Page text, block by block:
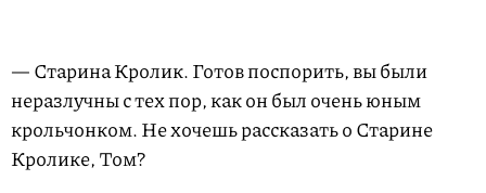
— Старина Кролик. Готов поспорить, вы были
неразлучны с тех пор, как он был очень юным
крольчонком. Не хочешь рассказать о Старине
Кролике, Том?